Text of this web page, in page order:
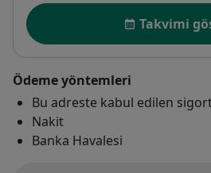
Uygunluk
Takvimi
Ödeme yöntemleri
Bu adreste kabul edilen
Nakit
Banka Havalesi